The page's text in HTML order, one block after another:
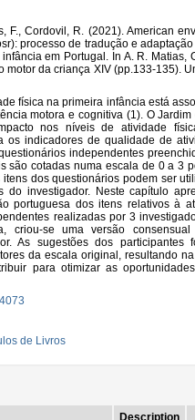
F., Cordovil, R. (2021). American
processo de tradução e
em Portugal. In A. R. Matias,
motor da criança XIV (pp.133-135).
física na primeira infância está
motora e cognitiva (1). O
nos níveis de atividade
os indicadores de qualidade de
independentes
são cotadas numa escala de 0 a 3
dos questionários podem ser
do investigador. Neste capítulo
portuguesa dos itens relativos à
realizadas por 3
criou-se uma versão
As sugestões dos participantes
da escala original, resultando
para otimizar as
de Livros
Description